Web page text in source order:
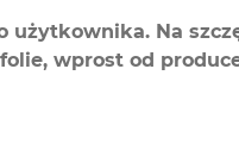
użytkownika. Na
wprost od